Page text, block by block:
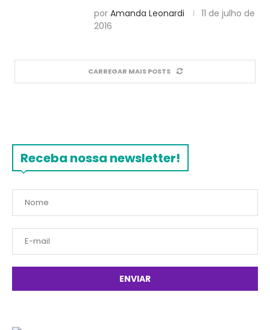
por Amanda Leonardi
11 de julho de
2016
CARREGAR MAIS POSTS
Receba nossa newsletter!